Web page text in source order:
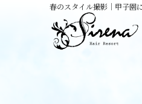
春のスタイル撮影｜甲子園